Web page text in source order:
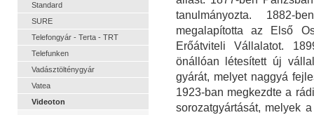
Standard
SURE
Telefongyár - Terta - TRT
Telefunken
Vadásztölténygyár
Vatea
Videoton
tanulmányozta. 1882-
megalapította az Első
Erőátviteli Vállalatot.
önállóan létesített új
gyárát, melyet naggyá
1923-ban megkezdte a
sorozatgyártását, melyek